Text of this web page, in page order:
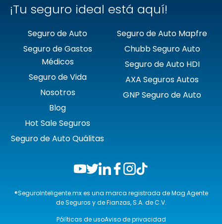
¡Tu seguro ideal está aquí!
Seguro de Auto
Seguro de Gastos
Médicos
Seguro de Vida
Nosotros
Blog
Hot Sale Seguros
Seguro de Auto Quálitas
Seguro de Auto Mapfre
Chubb Seguro Auto
Seguro de Auto HDI
AXA Seguros Autos
GNP Seguro de Auto
®SeguroInteligente.mx es una marca registrada de Mag Agente
de Seguros y de Fianzas, S.A. de C.V.
Pólíticas de usoAviso de privacidad